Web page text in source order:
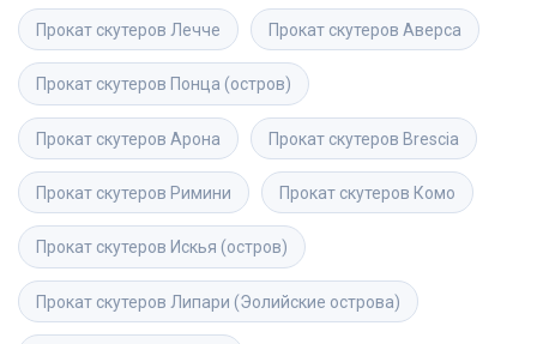
Прокат скутеров Лечче Прокат скутеров Аверса
Прокат скутеров Понца (остров)
Прокат скутеров Арона Прокат скутеров Brescia
Прокат скутеров Римини Прокат скутеров Комо
Прокат скутеров Искья (остров)
Прокат скутеров Липари (Эолийские острова)